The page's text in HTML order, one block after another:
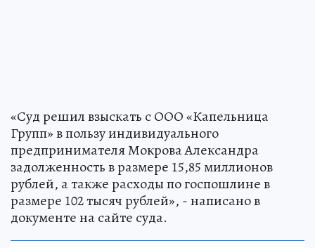
«Суд решил взыскать с ООО «Капельница
Групп» в пользу индивидуального
предпринимателя Мокрова Александра
задолженность в размере 15,85 миллионов
рублей, а также расходы по госпошлине в
размере 102 тысяч рублей», - написано в
документе на сайте суда.